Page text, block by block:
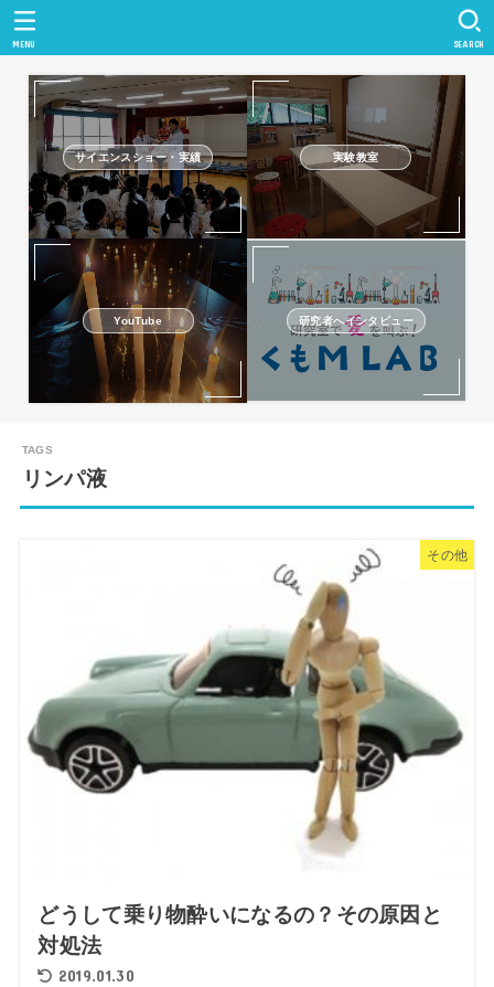
SEARCH
MENU
サイエンスショー・実績 実験教室
YouTube 研究者へインタビュー
リンパ液
その他
どうして乗り物酔いになるの？その原因と
対処法
2019.01.30